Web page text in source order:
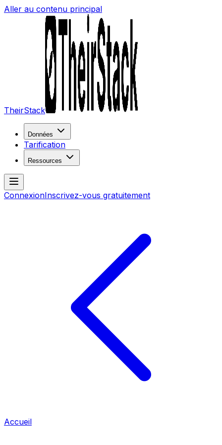
Aller au contenu principal
TheirStack
Données
Tarification
Ressources
ConnexionInscrivez-vous gratuitement
Accueil